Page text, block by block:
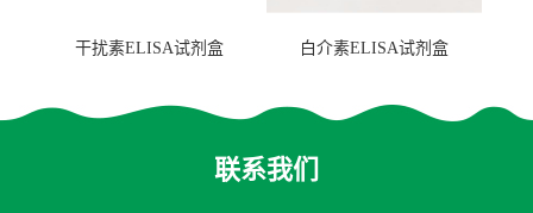
干扰素ELISA试剂盒 白介素ELISA试剂盒
联系我们